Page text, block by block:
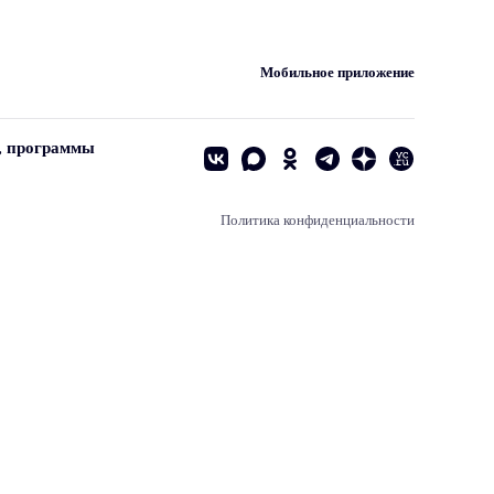
Мобильное приложение
программы
Политика конфиденциальности